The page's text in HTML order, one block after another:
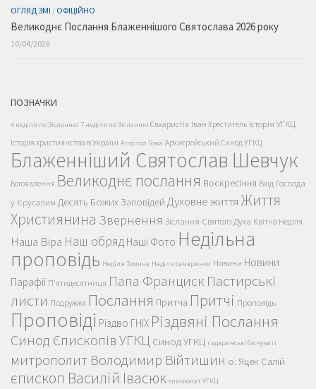
ОГЛЯД ЗМІ / ОФІЦІЙНО
Великоднє Послання Блаженнішого Святослава 2026 року
10/04/2026
ПОЗНАЧКИ
4 неділя по Зісланню 7 неділя по Зісланню Євхаристія Іван Хреститель Історія УГКЦ
Історія християнства в Україні Апостол Тома Архиєрейський Синод УГКЦ
Блаженніший Святослав Шевчук
Богоявлення Великоднє послання Воскресіння Вхід Господа
у Єрусалим Десять Божих Заповідей Духовне життяЖиття
Християнина Звернення Зіслання Святого Духа Квітна Неділя
Наша Віра Наш обряд Наші Фото Недільна
проповідь Неділя Томина Неділя самарянки Новини Новини
Парафії П'ятидесятниця Папа Франциск Пастирські
листи Подружжя Послання Притча Притчі Проповідь
Проповіді Різдво ГНІХ Різдвяні Послання
Синод Єпископів УГКЦ Синод УГКЦ гадаринські біснуваті
митрополит Володимир Війтишин о. Яцек Салій
єпископ Василій Івасюк єпископат УГКЦ